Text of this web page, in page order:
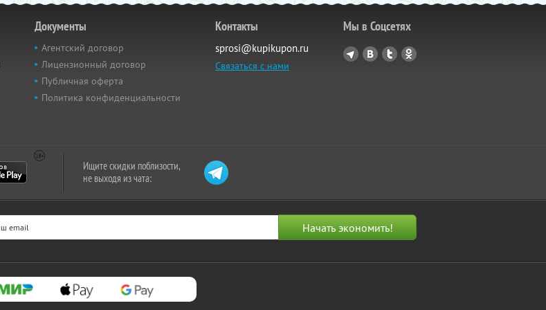
Документы
Агентский договор
Лицензионный договор
Публичная оферта
Политика конфиденциальности
Контакты
sprosi@kupikupon.ru
Связаться с нами
Мы в Соцсетях
Ищите скидки поблизости,
не выходя из чата: